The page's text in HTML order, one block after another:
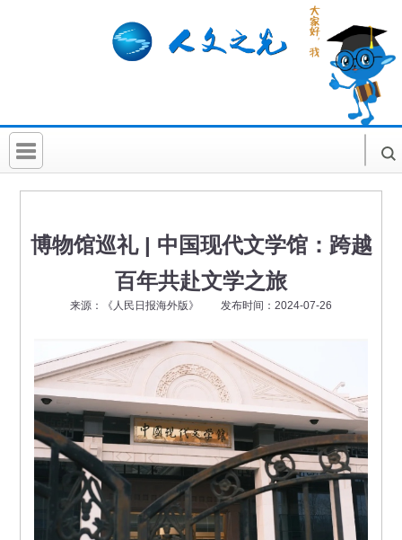
首 页
社科卡片
科普活动
博物馆巡礼 | 中国现代文学馆：跨越
百年共赴文学之旅
来源：《人民日报海外版》 发布时间：2024-07-26